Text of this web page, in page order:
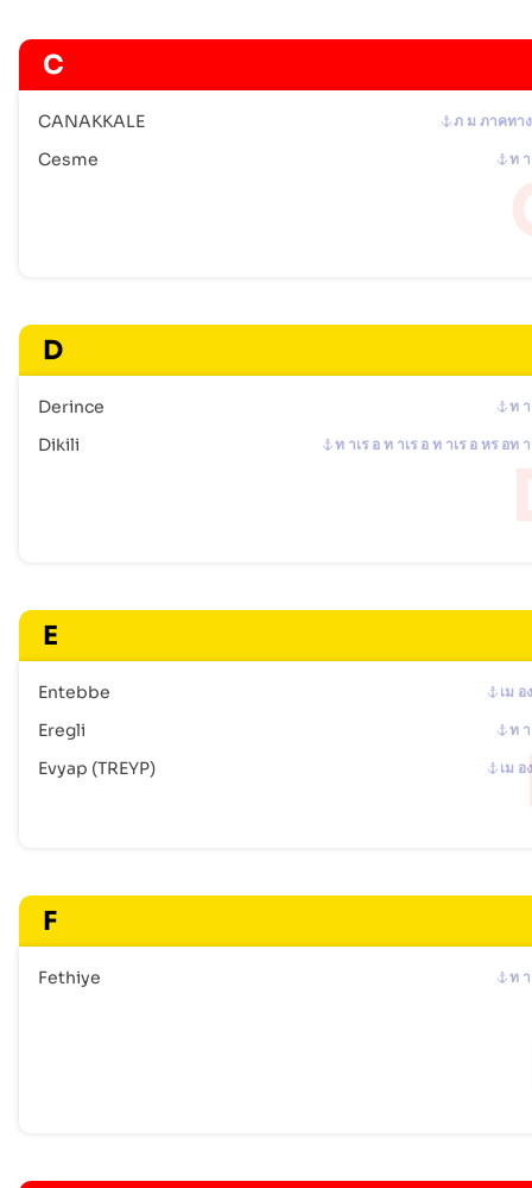
C
CANAKKALE ภ ม ภาคทา
Cesme ท า
D
Derince ท า
Dikili ท าเร อ ท าเร อ ท าเร อ หร อท า
E
Entebbe เม อ
Eregli ท า
Evyap (TREYP) เม อ
F
Fethiye ท า